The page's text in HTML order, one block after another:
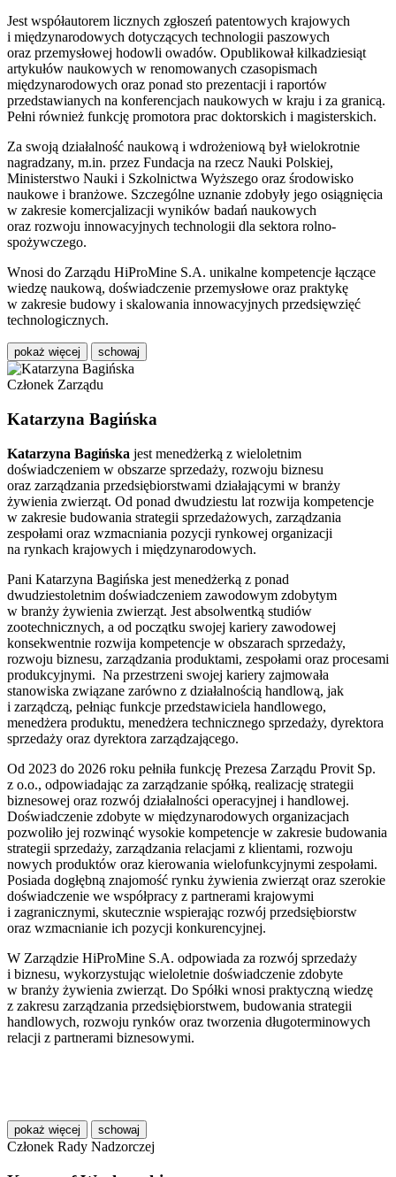
Jest współautorem licznych zgłoszeń patentowych krajowych
i międzynarodowych dotyczących technologii paszowych
oraz przemysłowej hodowli owadów. Opublikował kilkadziesiąt
artykułów naukowych w renomowanych czasopismach
międzynarodowych oraz ponad sto prezentacji i raportów
przedstawianych na konferencjach naukowych w kraju i za granicą.
Pełni również funkcję promotora prac doktorskich i magisterskich.
Za swoją działalność naukową i wdrożeniową był wielokrotnie
nagradzany, m.in. przez Fundacja na rzecz Nauki Polskiej,
Ministerstwo Nauki i Szkolnictwa Wyższego oraz środowisko
naukowe i branżowe. Szczególne uznanie zdobyły jego osiągnięcia
w zakresie komercjalizacji wyników badań naukowych
oraz rozwoju innowacyjnych technologii dla sektora rolno-
spożywczego.
Wnosi do Zarządu HiProMine S.A. unikalne kompetencje łączące
wiedzę naukową, doświadczenie przemysłowe oraz praktykę
w zakresie budowy i skalowania innowacyjnych przedsięwzięć
technologicznych.
pokaż więcej schowaj
Członek Zarządu
Katarzyna Bagińska
Katarzyna Bagińska jest menedżerką z wieloletnim
doświadczeniem w obszarze sprzedaży, rozwoju biznesu
oraz zarządzania przedsiębiorstwami działającymi w branży
żywienia zwierząt. Od ponad dwudziestu lat rozwija kompetencje
w zakresie budowania strategii sprzedażowych, zarządzania
zespołami oraz wzmacniania pozycji rynkowej organizacji
na rynkach krajowych i międzynarodowych.
Pani Katarzyna Bagińska jest menedżerką z ponad
dwudziestoletnim doświadczeniem zawodowym zdobytym
w branży żywienia zwierząt. Jest absolwentką studiów
zootechnicznych, a od początku swojej kariery zawodowej
konsekwentnie rozwija kompetencje w obszarach sprzedaży,
rozwoju biznesu, zarządzania produktami, zespołami oraz procesami
produkcyjnymi. Na przestrzeni swojej kariery zajmowała
stanowiska związane zarówno z działalnością handlową, jak
i zarządczą, pełniąc funkcje przedstawiciela handlowego,
menedżera produktu, menedżera technicznego sprzedaży, dyrektora
sprzedaży oraz dyrektora zarządzającego.
Od 2023 do 2026 roku pełniła funkcję Prezesa Zarządu Provit Sp.
z o.o., odpowiadając za zarządzanie spółką, realizację strategii
biznesowej oraz rozwój działalności operacyjnej i handlowej.
Doświadczenie zdobyte w międzynarodowych organizacjach
pozwoliło jej rozwinąć wysokie kompetencje w zakresie budowania
strategii sprzedaży, zarządzania relacjami z klientami, rozwoju
nowych produktów oraz kierowania wielofunkcyjnymi zespołami.
Posiada dogłębną znajomość rynku żywienia zwierząt oraz szerokie
doświadczenie we współpracy z partnerami krajowymi
i zagranicznymi, skutecznie wspierając rozwój przedsiębiorstw
oraz wzmacnianie ich pozycji konkurencyjnej.
W Zarządzie HiProMine S.A. odpowiada za rozwój sprzedaży
i biznesu, wykorzystując wieloletnie doświadczenie zdobyte
w branży żywienia zwierząt. Do Spółki wnosi praktyczną wiedzę
z zakresu zarządzania przedsiębiorstwem, budowania strategii
handlowych, rozwoju rynków oraz tworzenia długoterminowych
relacji z partnerami biznesowymi.
pokaż więcej schowaj
Członek Rady Nadzorczej